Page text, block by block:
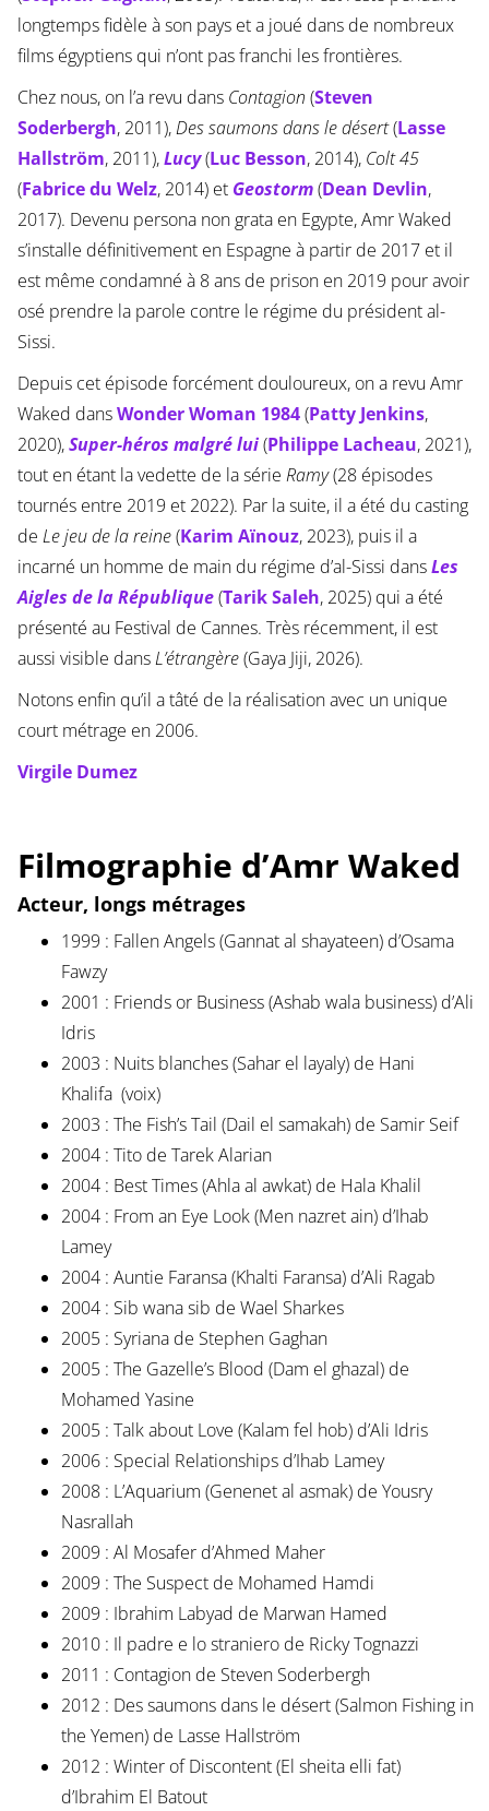
longtemps fidèle à son pays et a joué dans de nombreux
films égyptiens qui n’ont pas franchi les frontières.
Chez nous, on l’a revu dans Contagion (Steven
Soderbergh, 2011),Des saumons dans le désert(Lasse
Hallström, 2011),Lucy(Luc Besson, 2014), Colt 45
(Fabrice du Welz, 2014) et Geostorm(Dean Devlin,
2017). Devenu persona non grata en Egypte, Amr Waked
s’installe définitivement en Espagne à partir de 2017 et il
est même condamné à 8 ans de prison en 2019 pour avoir
osé prendre la parole contre le régime du président al-
Sissi.
Depuis cet épisode forcément douloureux, on a revu Amr
Waked dansWonder Woman 1984(Patty Jenkins,
2020),Super-héros malgré lui(Philippe Lacheau, 2021),
tout en étant la vedette de la série Ramy(28 épisodes
tournés entre 2019 et 2022). Par la suite, il a été du casting
de Le jeu de la reine(Karim Aïnouz, 2023), puis il a
incarné un homme de main du régime d’al-Sissi dansLes
Aigles de la République(Tarik Saleh, 2025) qui a été
présenté au Festival de Cannes. Très récemment, il est
aussi visible dansL’étrangère(Gaya Jiji, 2026).
Notons enfin qu’il a tâté de la réalisation avec un unique
court métrage en 2006.
Virgile Dumez
Filmographie d’Amr Waked
Acteur, longs métrages
1999 : Fallen Angels (Gannat al shayateen) d’Osama
Fawzy
2001 : Friends or Business (Ashab wala business) d’Ali
Idris
2003 : Nuits blanches (Sahar el layaly) de Hani
Khalifa (voix)
2003 : The Fish’s Tail (Dail el samakah) de Samir Seif
2004 : Tito de Tarek Alarian
2004 : Best Times (Ahla al awkat) de Hala Khalil
2004 : From an Eye Look (Men nazret ain) d’Ihab
Lamey
2004 : Auntie Faransa (Khalti Faransa) d’Ali Ragab
2004 : Sib wana sib de Wael Sharkes
2005 : Syriana de Stephen Gaghan
2005 : The Gazelle’s Blood (Dam el ghazal) de
Mohamed Yasine
2005 : Talk about Love (Kalam fel hob) d’Ali Idris
2006 : Special Relationships d’Ihab Lamey
2008 : L’Aquarium (Genenet al asmak) de Yousry
Nasrallah
2009 : Al Mosafer d’Ahmed Maher
2009 : The Suspect de Mohamed Hamdi
2009 : Ibrahim Labyad de Marwan Hamed
2010 : Il padre e lo straniero de Ricky Tognazzi
2011 : Contagion de Steven Soderbergh
2012 : Des saumons dans le désert (Salmon Fishing in
the Yemen) de Lasse Hallström
2012 : Winter of Discontent (El sheita elli fat)
d’Ibrahim El Batout